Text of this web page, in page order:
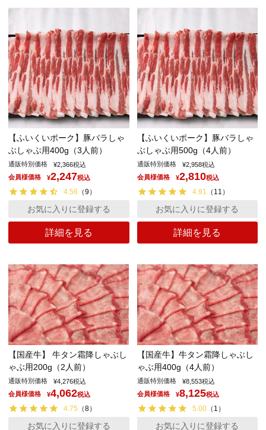
【ふいくいポーク】豚バラしゃ
ぶしゃぶ用400g（3人前）
通販特別価格 ¥2,366税込
会員様価格
¥2,247税込
4.56 （9 ）
詳細を見る
お気に入りに登録する
【ふいくいポーク】豚バラしゃ
ぶしゃぶ用500g（4人前）
通販特別価格 ¥2,958税込
会員様価格
¥2,810税込
4.91 （ 11 ）
詳細を見る
お気に入りに登録する
【国産牛】 牛タン霜降しゃぶし
ゃぶ用200g（2人前）
通販特別価格 ¥4,276税込
会員様価格
¥4,062税込
4.75 （8）
お気に入りに登録する
【国産牛】牛タン霜降しゃぶし
ゃぶ用400g（4人前）
通販特別価格 ¥8,553税込
会員様価格
¥8,125税込
5.00（ 1 ）
お気に入りに登録する